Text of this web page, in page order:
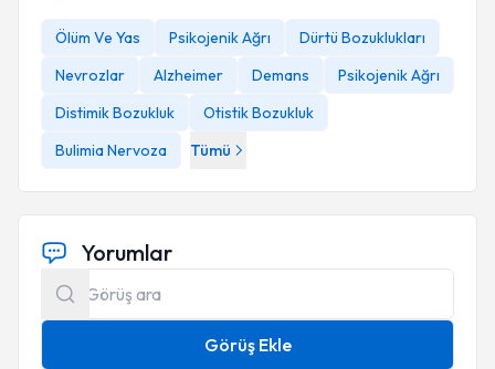
Ölüm Ve Yas Psikojenik Ağrı
Dürtü Bozuklukları
Nevrozlar
Alzheimer Demans
Psikojenik Ağrı
Distimik Bozukluk
Otistik Bozukluk
Bulimia Nervoza
Tümü
Yorumlar
Görüş Ekle